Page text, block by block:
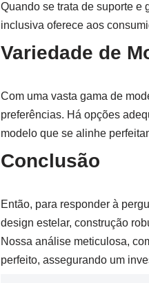
Quando se trata de suporte e
inclusiva oferece aos
Variedade de
Com uma vasta gama de
preferências. Há opções
modelo que se alinhe
Conclusão
Então, para responder à
design estelar, construção
Nossa análise meticulosa,
perfeito, assegurando um